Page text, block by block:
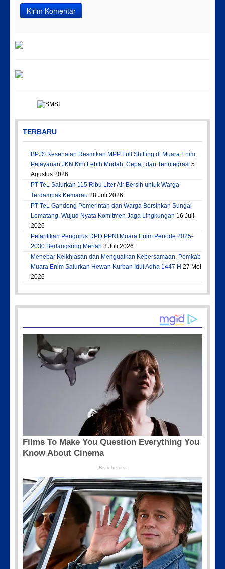
TERBARU
BPJS Kesehatan Resmikan MPP Full Shifting di Muara Enim,
Pelayanan JKN Kini Lebih Mudah, Cepat, dan Terintegrasi 5
Agustus 2026
PT TeL Salurkan 115 Ribu Liter Air Bersih untuk Warga
Terdampak Kemarau 28 Juli 2026
PT TeL Gandeng Pemerintah dan Warga Bersihkan Sungai
Lematang, Wujud Nyata Komitmen Jaga Lingkungan 16 Juli
2026
Pelantikan Pengurus DPD PPNI Muara Enim Periode 2025-
2030 Berlangsung Meriah 8 Juli 2026
Menebar Keikhlasan dan Menguatkan Kebersamaan, Pemkab
Muara Enim Salurkan Hewan Kurban Idul Adha 1447 H 27 Mei
2026